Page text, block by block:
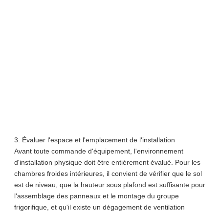
3. Évaluer l'espace et l'emplacement de l'installation
Avant toute commande d'équipement, l'environnement
d'installation physique doit être entièrement évalué. Pour les
chambres froides intérieures, il convient de vérifier que le sol
est de niveau, que la hauteur sous plafond est suffisante pour
l'assemblage des panneaux et le montage du groupe
frigorifique, et qu'il existe un dégagement de ventilation